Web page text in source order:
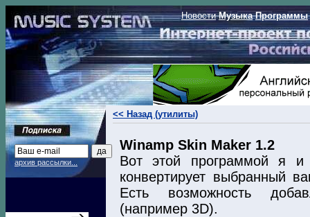
архив рассылки...
Новости Музыка Программы
<< Назад (утилиты)
Winamp Skin Maker 1.2
Вот этой программой я
конвертирует выбранный
Есть возможность
(например 3D).